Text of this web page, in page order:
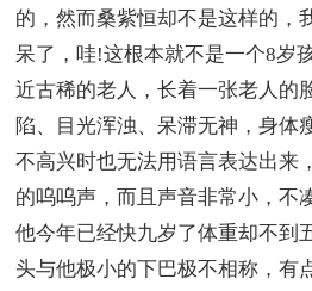
的，然而桑紫恒却不是这样的，
呆了，哇!这根本就不是一个8岁
近古稀的老人，长着一张老人的
陷、目光浑浊、呆滞无神，身体
不高兴时也无法用语言表达出来
的呜呜声，而且声音非常小，不
他今年已经快九岁了体重却不到
头与他极小的下巴极不相称，有